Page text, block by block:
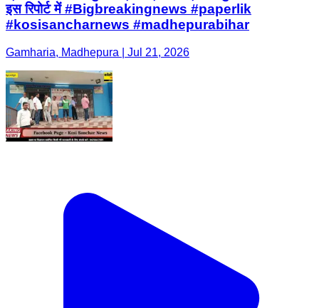
इस रिपोर्ट में #Bigbreakingnews #paperlik
#kosisancharnews #madhepurabihar
Gamharia, Madhepura | Jul 21, 2026